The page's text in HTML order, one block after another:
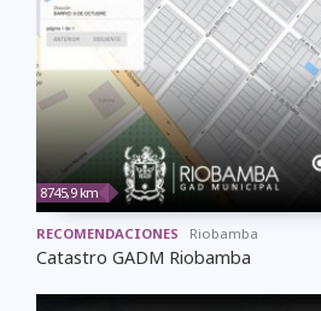
8745,9 km
RECOMENDACIONES Riobamba
Catastro GADM Riobamba